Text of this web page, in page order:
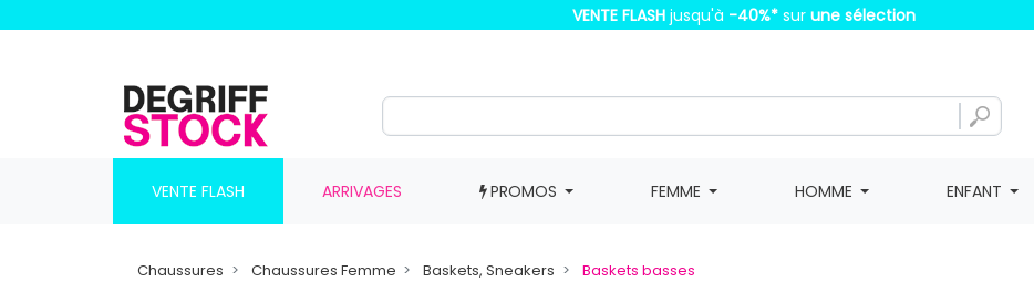
VENTE FLASH jusqu'à -40%* sur une sélection
VENTE FLASH ARRIVAGES PROMOS FEMME HOMME ENFANT
Chaussures Chaussures Femme Baskets, Sneakers Baskets basses